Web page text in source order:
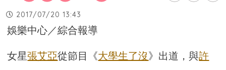
2017/07/20 13:43
娛樂中心／綜合報導
女星張艾亞從節目《大學生了沒》出道，與許